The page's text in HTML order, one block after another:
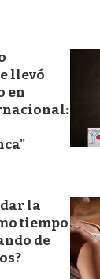
llevó
en
la
tiempo
de